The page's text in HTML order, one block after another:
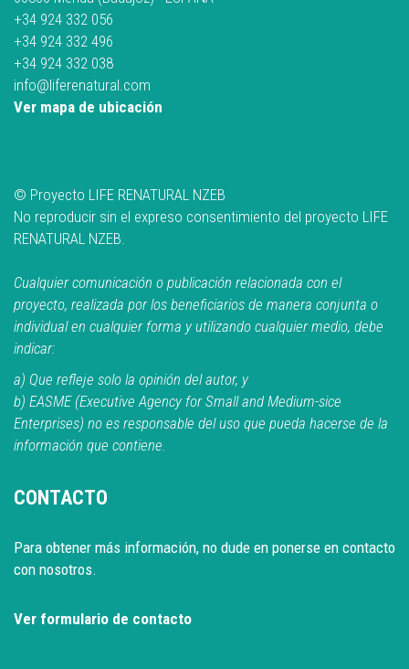
+34 924 332 056
+34 924 332 496
+34 924 332 038
info@liferenatural.com
Ver mapa de ubicación
© Proyecto LIFE RENATURAL NZEB
No reproducir sin el expreso consentimiento del proyecto LIFE
RENATURAL NZEB.
Cualquier comunicación o publicación relacionada con el
proyecto, realizada por los beneficiarios de manera conjunta o
individual en cualquier forma y utilizando cualquier medio, debe
indicar:
a) Que refleje solo la opinión del autor, y
b) EASME (Executive Agency for Small and Medium-sice
Enterprises) no es responsable del uso que pueda hacerse de la
información que contiene.
CONTACTO
Para obtener más información, no dude en ponerse en contacto
con nosotros.
Ver formulario de contacto